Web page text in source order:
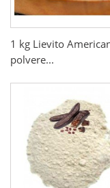
1 kg Lievito
polvere...